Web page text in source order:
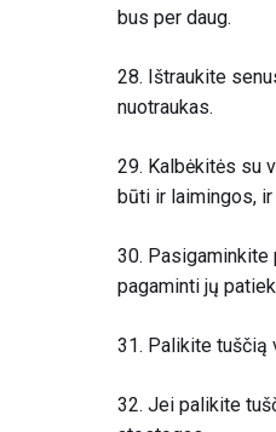
bus per daug.
28. Ištraukite
nuotraukas.
29. Kalbėkitės su
būti ir laimingos,
30. Pasigaminkite
pagaminti jų
31. Palikite tuščią
32. Jei palikite